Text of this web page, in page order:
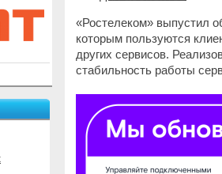
«Ростелеком» выпустил
которым пользуются
других сервисов.
стабильность работы